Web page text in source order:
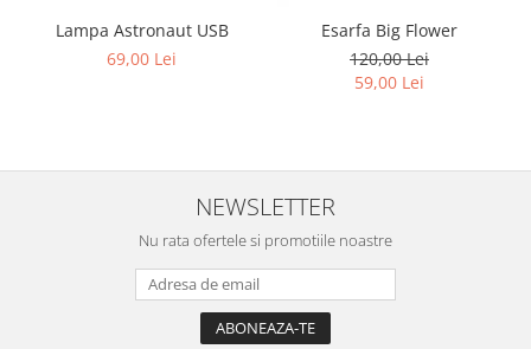
Lampa Astronaut USB
69,00 Lei
Esarfa Big Flower
120,00 Lei
59,00 Lei
NEWSLETTER
Nu rata ofertele si promotiile noastre